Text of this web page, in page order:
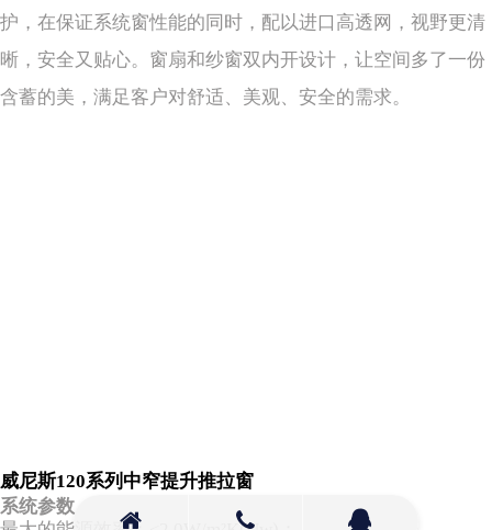
护，在保证系统窗性能的同时，配以进口高透网，视野更清
晰，安全又贴心。窗扇和纱窗双内开设计，让空间多了一份
含蓄的美，满足客户对舒适、美观、安全的需求。
威尼斯120系列中窄提升推拉窗
系统参数